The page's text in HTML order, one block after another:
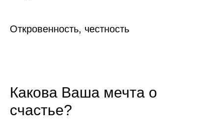
Откровенность, честность
Какова Ваша мечта о
счастье?